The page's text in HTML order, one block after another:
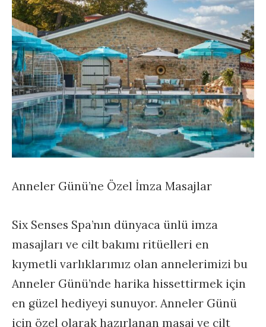
Anneler Günü’ne Özel İmza Masajlar
Six Senses Spa’nın dünyaca ünlü imza
masajları ve cilt bakımı ritüelleri en
kıymetli varlıklarımız olan annelerimizi bu
Anneler Günü’nde harika hissettirmek için
en güzel hediyeyi sunuyor. Anneler Günü
için özel olarak hazırlanan masaj ve cilt